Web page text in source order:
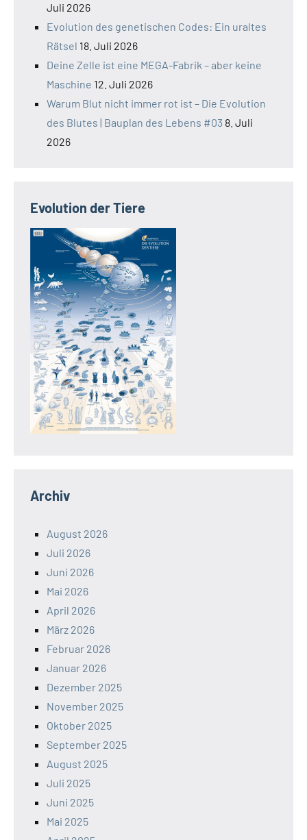
Juli 2026
Evolution des genetischen Codes: Ein uraltes
Rätsel 18. Juli 2026
Deine Zelle ist eine MEGA-Fabrik – aber keine
Maschine 12. Juli 2026
Warum Blut nicht immer rot ist – Die Evolution
des Blutes | Bauplan des Lebens #03 8. Juli
2026
Evolution der Tiere
Archiv
August 2026
Juli 2026
Juni 2026
Mai 2026
April 2026
März 2026
Februar 2026
Januar 2026
Dezember 2025
November 2025
Oktober 2025
September 2025
August 2025
Juli 2025
Juni 2025
Mai 2025